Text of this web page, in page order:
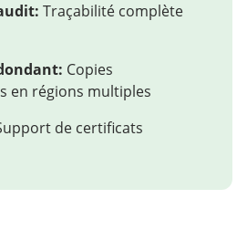
Traçabilité complète
Copies
en régions multiples
de certificats